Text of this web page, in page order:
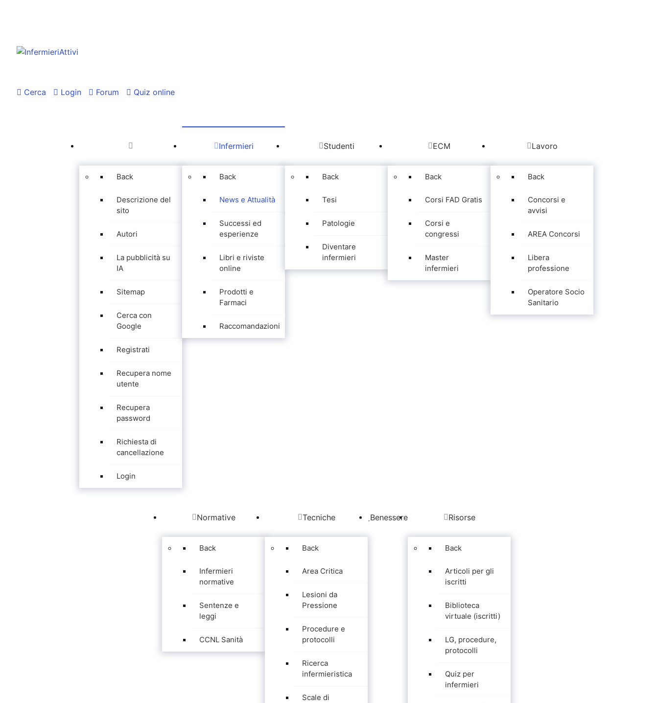
Cerca Login Forum Quiz online
Back
Descrizione del
sito
Autori
La pubblicità su
IA
Sitemap
Cerca con
Google
Registrati
Recupera nome
utente
Recupera
password
Richiesta di
cancellazione
Login
Infermieri
Back
News e Attualità
Successi ed
esperienze
Libri e riviste
online
Prodotti e
Farmaci
Raccomandazioni
Studenti
Back
Tesi
Patologie
Diventare
infermieri
ECM
Back
Corsi FAD Gratis
Corsi e
congressi
Master
infermieri
Lavoro
Back
Concorsi e
avvisi
AREA Concorsi
Libera
professione
Operatore Socio
Sanitario
Normative
Back
Infermieri
normative
Sentenze e
leggi
CCNL Sanità
Tecniche
Back
Area Critica
Lesioni da
Pressione
Procedure e
protocolli
Ricerca
infermieristica
Scale di
Benessere Risorse
Back
Articoli per gli
iscritti
Biblioteca
virtuale (iscritti)
LG, procedure,
protocolli
Quiz per
infermieri